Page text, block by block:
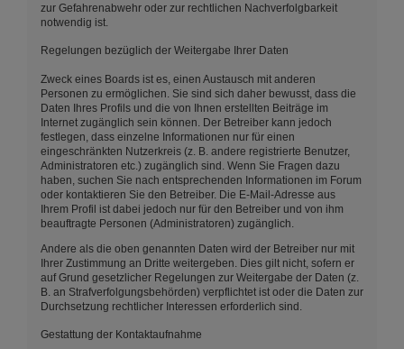
zur Gefahrenabwehr oder zur rechtlichen Nachverfolgbarkeit
notwendig ist.
Regelungen bezüglich der Weitergabe Ihrer Daten
Zweck eines Boards ist es, einen Austausch mit anderen
Personen zu ermöglichen. Sie sind sich daher bewusst, dass die
Daten Ihres Profils und die von Ihnen erstellten Beiträge im
Internet zugänglich sein können. Der Betreiber kann jedoch
festlegen, dass einzelne Informationen nur für einen
eingeschränkten Nutzerkreis (z. B. andere registrierte Benutzer,
Administratoren etc.) zugänglich sind. Wenn Sie Fragen dazu
haben, suchen Sie nach entsprechenden Informationen im Forum
oder kontaktieren Sie den Betreiber. Die E-Mail-Adresse aus
Ihrem Profil ist dabei jedoch nur für den Betreiber und von ihm
beauftragte Personen (Administratoren) zugänglich.
Andere als die oben genannten Daten wird der Betreiber nur mit
Ihrer Zustimmung an Dritte weitergeben. Dies gilt nicht, sofern er
auf Grund gesetzlicher Regelungen zur Weitergabe der Daten (z.
B. an Strafverfolgungsbehörden) verpflichtet ist oder die Daten zur
Durchsetzung rechtlicher Interessen erforderlich sind.
Gestattung der Kontaktaufnahme